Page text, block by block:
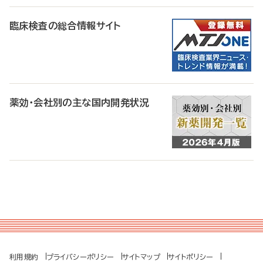
臨床検査の総合情報サイト
薬効・会社別の主な国内開発状況
利用規約 プライバシーポリシー サイトマップ サイトポリシー